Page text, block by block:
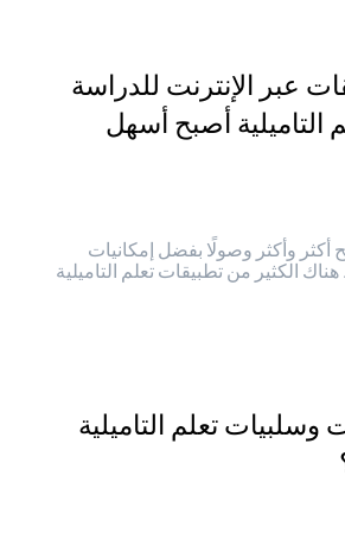
عبر الإنترنت للدراسة
التاميلية أصبح أسهل
أكثر وأكثر وصولًا بفضل إمكانيات
هناك الكثير من تطبيقات تعلم التاميلية
وسلبيات تعلم التاميلية